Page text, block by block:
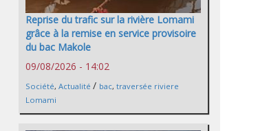
Reprise du trafic sur la rivière Lomami
grâce à la remise en service provisoire
du bac Makole
09/08/2026 - 14:02
Société, Actualité / bac, traversée riviere
Lomami